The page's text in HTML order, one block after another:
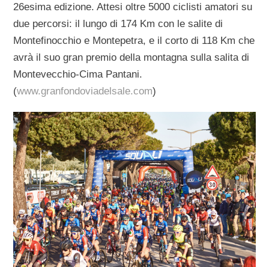
26esima edizione. Attesi oltre 5000 ciclisti amatori su
due percorsi: il lungo di 174 Km con le salite di
Montefinocchio e Montepetra, e il corto di 118 Km che
avrà il suo gran premio della montagna sulla salita di
Montevecchio-Cima Pantani.
(www.granfondoviadelsale.com)